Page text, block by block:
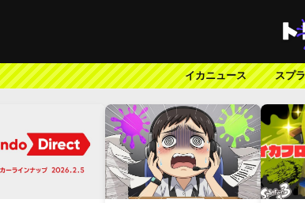
イカニュース スプ